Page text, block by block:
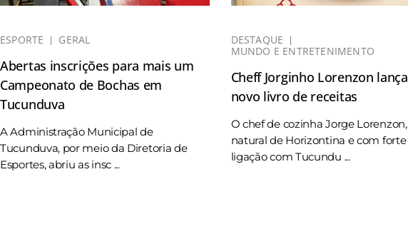
ESPORTE GERAL
Abertas inscrições para mais um
Campeonato de Bochas em
Tucunduva
A Administração Municipal de
Tucunduva, por meio da Diretoria de
Esportes, abriu as insc ...
DESTAQUE
MUNDO E ENTRETENIMENTO
Cheff Jorginho Lorenzon lança
novo livro de receitas
O chef de cozinha Jorge Lorenzon,
natural de Horizontina e com forte
ligação com Tucundu ...